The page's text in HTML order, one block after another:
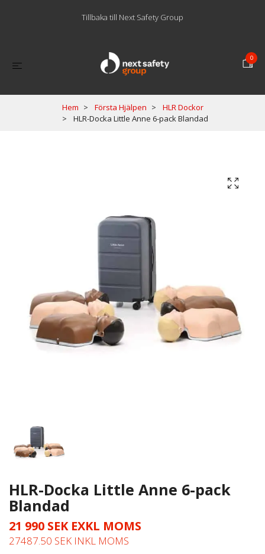
Tillbaka till Next Safety Group
0
Hem Första Hjälpen
HLR Dockor
HLR-Docka Little Anne 6-pack Blandad
HLR-Docka Little Anne 6-pack
Blandad
21 990 SEK EXKL MOMS
27487.50 SEK INKL MOMS